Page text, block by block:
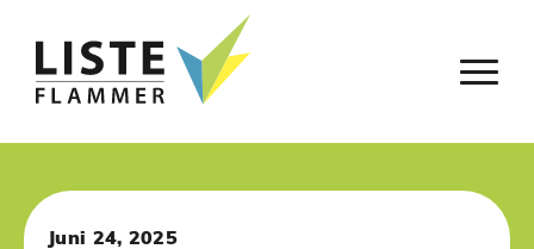
Juni 24, 2025